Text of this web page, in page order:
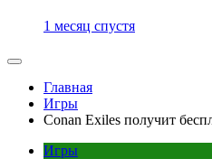
1 месяц спустя
Главная
Игры
Conan Exiles получит
Игры